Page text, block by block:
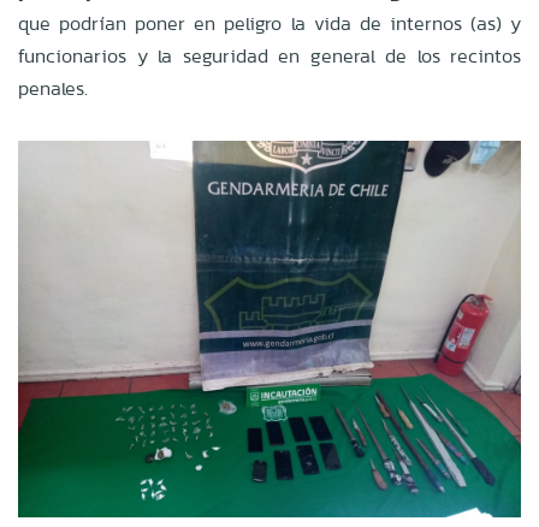
que podrían poner en peligro la vida de internos (as) y
funcionarios y la seguridad en general de los recintos
penales.